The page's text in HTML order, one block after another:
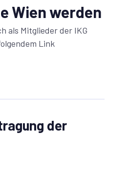
Wien werden
als Mitglieder der IKG
Link
der